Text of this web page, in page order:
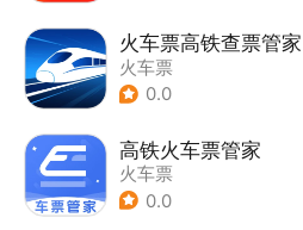
火车票高铁查票管家
火车票
0.0
高铁火车票管家
火车票
0.0